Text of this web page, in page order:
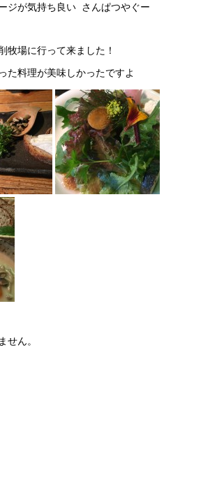
ジが気持ち良い さんぱつやぐー
牧場に行って来ました！
た料理が美味しかったですよ
せん。